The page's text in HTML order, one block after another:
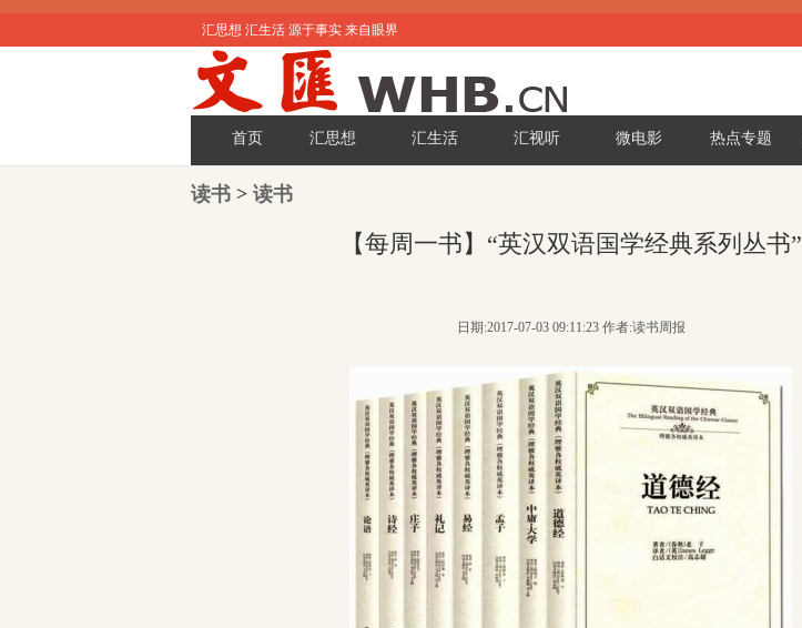
汇思想 汇生活 源于事实 来自眼界
首页 汇思想 汇生活 汇视听 微电影 热点专题
读书 > 读书
【每周一书】“英汉双语国学经典系列丛书”
日期:2017-07-03 09:11:23 作者:读书周报